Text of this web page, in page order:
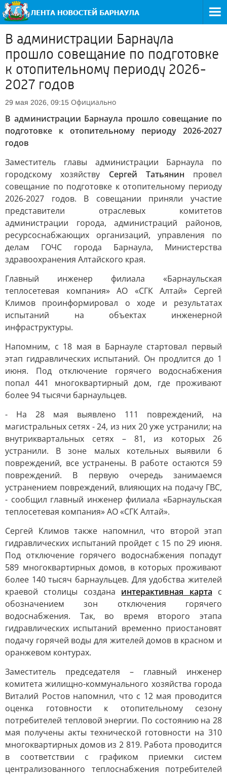
В администрации Барнаула
прошло совещание по подготовке
к отопительному периоду 2026-
2027 годов
29 мая 2026, 09:15 Официально
В администрации Барнаула прошло совещание по
подготовке к отопительному периоду 2026-2027
годов
Заместитель главы администрации Барнаула по
городскому хозяйству Сергей Татьянин провел
совещание по подготовке к отопительному периоду
2026-2027 годов. В совещании приняли участие
представители отраслевых комитетов
администрации города, администраций районов,
ресурсоснабжающих организаций, управления по
делам ГОЧС города Барнаула, Министерства
здравоохранения Алтайского края.
Главный инженер филиала «Барнаульская
теплосетевая компания» АО «СГК Алтай» Сергей
Климов проинформировал о ходе и результатах
испытаний на объектах инженерной
инфраструктуры.
Напомним, с 18 мая в Барнауле стартовал первый
этап гидравлических испытаний. Он продлится до 1
июня. Под отключение горячего водоснабжения
попал 441 многоквартирный дом, где проживают
более 94 тысячи барнаульцев.
- На 28 мая выявлено 111 повреждений, на
магистральных сетях - 24, из них 20 уже устранили; на
внутриквартальных сетях – 81, из которых 26
устранили. В зоне малых котельных выявили 6
повреждений, все устранены. В работе остаются 59
повреждений. В первую очередь занимаемся
устранением повреждений, влияющих на подачу ГВС,
- сообщил главный инженер филиала «Барнаульская
теплосетевая компания» АО «СГК Алтай».
Сергей Климов также напомнил, что второй этап
гидравлических испытаний пройдет с 15 по 29 июня.
Под отключение горячего водоснабжения попадут
589 многоквартирных домов, в которых проживают
более 140 тысяч барнаульцев. Для удобства жителей
краевой столицы создана интерактивная карта с
обозначением зон отключения горячего
водоснабжения. Так, во время второго этапа
гидравлических испытаний временно приостановят
подачу горячей воды для жителей домов в красном и
оранжевом контурах.
Заместитель председателя – главный инженер
комитета жилищно-коммунального хозяйства города
Виталий Ростов напомнил, что с 12 мая проводится
оценка готовности к отопительному сезону
потребителей тепловой энергии. По состоянию на 28
мая получены акты технической готовности на 310
многоквартирных домов из 2 819. Работа проводится
в соответствии с графиком приемки систем
централизованного теплоснабжения потребителей